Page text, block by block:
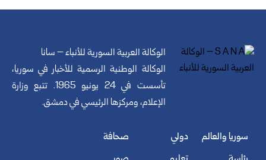
الوكالة العربية السورية للأنباء – سانا
الوكالة الوطنية الرسمية للأخبار في سوريا،
تأسست في 24 يونيو 1965. تتبع وزارة
الإعلام، ومركزها الرئيسي في دمشق.
سوريا والعالم
دولي
صحافة